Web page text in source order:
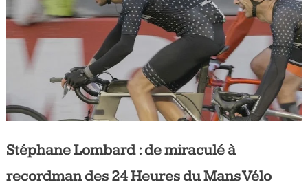
Stéphane Lombard : de miraculé à
recordman des 24 Heures du Mans Vélo